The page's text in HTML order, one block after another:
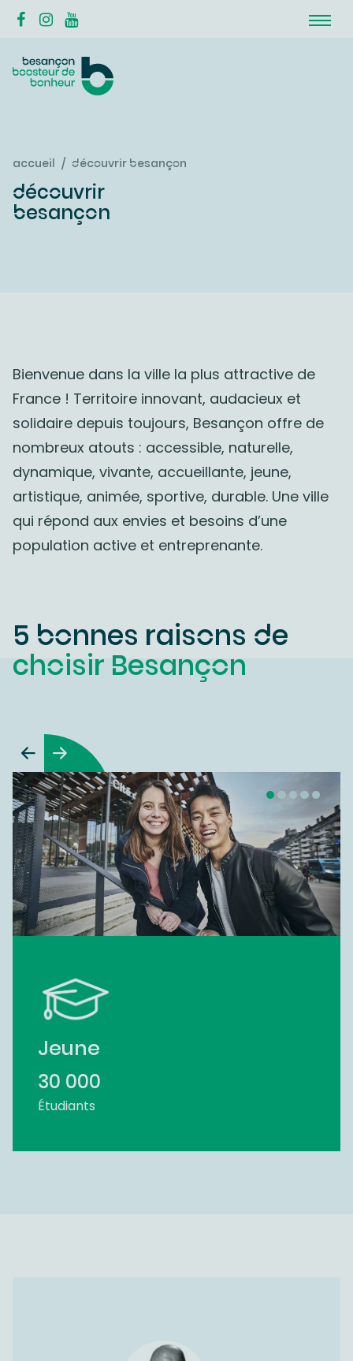
accueil découvrir besançon
découvrir
besançon
Bienvenue dans la ville la plus attractive de
France ! Territoire innovant, audacieux et
solidaire depuis toujours, Besançon offre de
nombreux atouts : accessible, naturelle,
dynamique, vivante, accueillante, jeune,
artistique, animée, sportive, durable. Une ville
qui répond aux envies et besoins d’une
population active et entreprenante.
5 bonnes raisons de
choisir Besançon
Jeune
30 000
Étudiants